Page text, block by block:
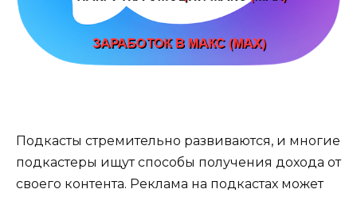
Подкасты стремительно развиваются, и многие
подкастеры ищут способы получения дохода от
своего контента. Реклама на подкастах может